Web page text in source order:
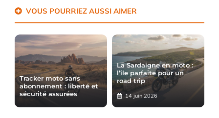
VOUS POURRIEZ AUSSI AIMER
Tracker moto sans
abonnement : liberté et
sécurité assurées
La Sardaigne en moto :
l’île parfaite pour un
road trip
14 juin 2026